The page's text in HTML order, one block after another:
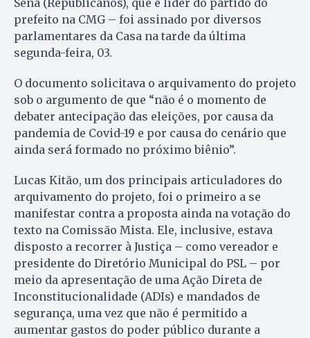
Sena (Republicanos), que é líder do partido do
prefeito na CMG – foi assinado por diversos
parlamentares da Casa na tarde da última
segunda-feira, 03.
O documento solicitava o arquivamento do projeto
sob o argumento de que “não é o momento de
debater antecipação das eleições, por causa da
pandemia de Covid-19 e por causa do cenário que
ainda será formado no próximo biênio”.
Lucas Kitão, um dos principais articuladores do
arquivamento do projeto, foi o primeiro a se
manifestar contra a proposta ainda na votação do
texto na Comissão Mista. Ele, inclusive, estava
disposto a recorrer à Justiça – como vereador e
presidente do Diretório Municipal do PSL – por
meio da apresentação de uma Ação Direta de
Inconstitucionalidade (ADIs) e mandados de
segurança, uma vez que não é permitido a
aumentar gastos do poder público durante a